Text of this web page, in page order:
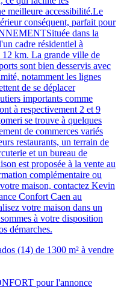
meilleure accessibilité.Le
conséquent, parfait pour
dans la
cadre résidentiel à
km. La grande ville de
sont bien desservis avec
notamment les lignes
de se déplacer
importants comme
à respectivement 2 et 9
se trouve à quelques
de commerces variés
restaurants, un terrain de
et un bureau de
est proposée à la vente au
complémentaire ou
maison, contactez Kevin
Confort Caen au
votre maison dans un
à votre disposition
démarches.